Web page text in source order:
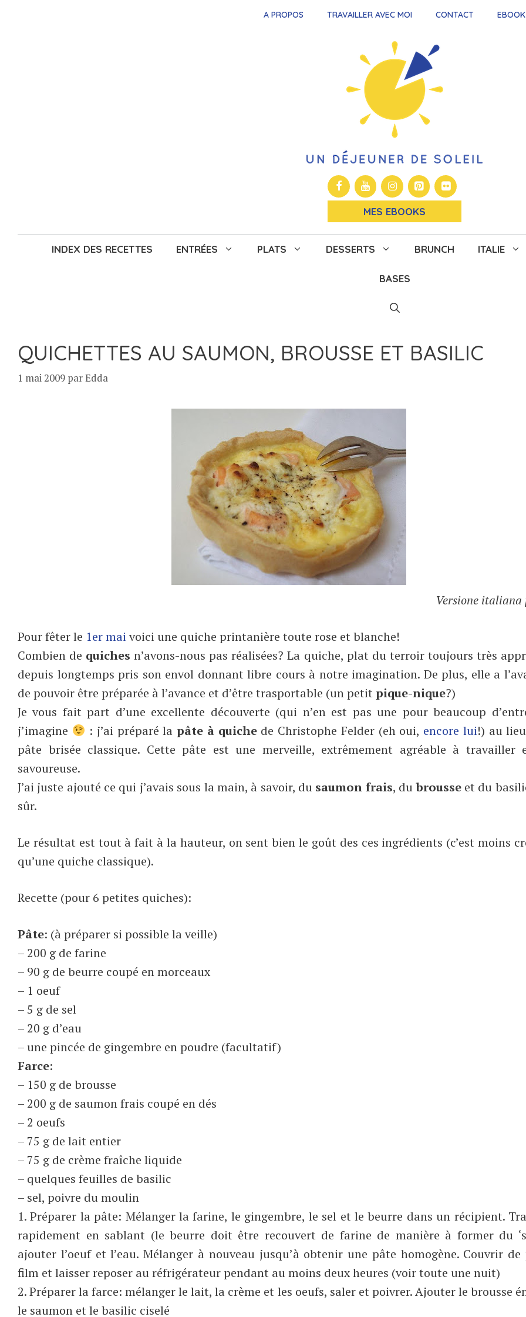
A PROPOS TRAVAILLER AVEC MOI CONTACT EBOOK
MES EBOOKS
INDEX DES RECETTES ENTRÉES PLATS DESSERTS BRUNCH ITALIE
BASES
QUICHETTES AU SAUMON, BROUSSE ET BASILIC
1 mai 2009 parEdda
Versione
Pour fêter le 1ermai voici une quiche printanière toute rose et blanche!
Combien de quiches n’avons-nous pas réalisées? La quiche, plat du terroir toujours très
depuis longtemps pris son envol donnant libre cours à notre imagination. De plus, elle a
de pouvoir être préparée à l’avance et d’être trasportable (un petit pique-nique?)
Je vous fait part d’une excellente découverte (qui n’en est pas une pour beaucoup
j’imagine
: j’ai préparé lapâte à quichede Christophe Felder (eh oui, encore lui!) au
pâte brisée classique. Cette pâte est une merveille, extrêmement agréable à travailler
savoureuse.
J’ai juste ajouté ce qui j’avais sous la main, à savoir, du saumon frais, dubrousse et du
sûr.
Le résultat est tout à fait à la hauteur, on sent bien le goût des ces ingrédients (c’est moins
qu’une quiche classique).
Recette (pour 6 petites quiches):
Pâte: (à préparer si possible la veille)
– 200 g de farine
– 90 g de beurre coupé en morceaux
– 1 oeuf
– 5 g de sel
– 20 g d’eau
– une pincée de gingembre en poudre (facultatif)
Farce:
– 150 g de brousse
– 200 g de saumon frais coupé en dés
– 2 oeufs
– 75 g de lait entier
– 75 g de crème fraîche liquide
– quelques feuilles de basilic
– sel, poivre du moulin
1. Préparer la pâte: Mélanger la farine, le gingembre, le sel et le beurre dans un récipient.
rapidement en sablant (le beurre doit être recouvert de farine de manière à former du
ajouter l’oeuf et l’eau. Mélanger à nouveau jusqu’à obtenir une pâte homogène. Couvrir de
film et laisser reposer au réfrigérateur pendant au moins deux heures (voir toute une nuit)
2. Préparer la farce: mélanger le lait, la crème et les oeufs, saler et poivrer. Ajouter le brousse
le saumon et le basilic ciselé